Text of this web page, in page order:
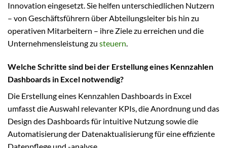
Innovation eingesetzt. Sie helfen unterschiedlichen Nutzern
– von Geschäftsführern über Abteilungsleiter bis hin zu
operativen Mitarbeitern – ihre Ziele zu erreichen und die
Unternehmensleistung zu steuern.
Welche Schritte sind bei der Erstellung eines Kennzahlen
Dashboards in Excel notwendig?
Die Erstellung eines Kennzahlen Dashboards in Excel
umfasst die Auswahl relevanter KPIs, die Anordnung und das
Design des Dashboards für intuitive Nutzung sowie die
Automatisierung der Datenaktualisierung für eine effiziente